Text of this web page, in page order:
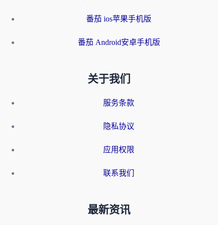
番茄 ios苹果手机版
番茄 Android安卓手机版
关于我们
服务条款
隐私协议
应用权限
联系我们
最新资讯